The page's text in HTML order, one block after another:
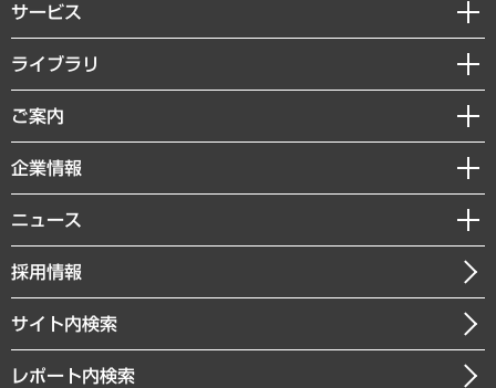
サービス
経営戦略
組織・人事戦略
デジタルイノベーション
共生・ダイバーシティ
GRC（ガバナンス・リスク・コンプライアンス）・防災（政策）
経済・産業・雇用・労働
まちづくり・観光・交通・スポーツ・スマートシティ
ライブラリ
経済調査
レポート
コラム
経営用語集
受託・受注実績（官公庁関連）
メディア掲載・出演
ご案内
セミナー・イベント情報
MUFGビジネスセミナー
受託案件情報
企業情報
私たちの想い
社長メッセージ
会社概要
沿革
ニュース
ニュースリリース
お知らせ
採用情報
サイト内検索
レポート内検索